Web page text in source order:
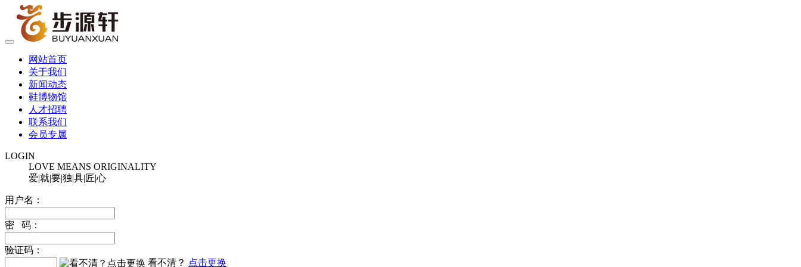
网站首页
关于我们
新闻动态
鞋博物馆
人才招聘
联系我们
会员专属
LOGIN
LOVE MEANS ORIGINALITY
爱|就|要|独|具|匠|心
用户名：
密 码：
验证码：
看不清？ 点击更换